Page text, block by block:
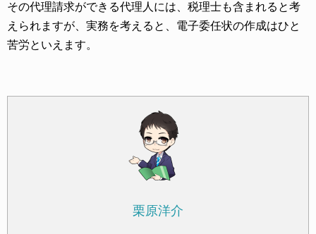
その代理請求ができる代理人には、税理士も含まれると考
えられますが、実務を考えると、電子委任状の作成はひと
苦労といえます。
栗原洋介